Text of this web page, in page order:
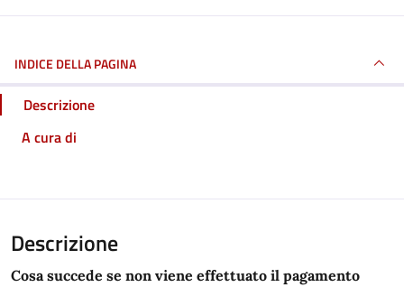
INDICE DELLA PAGINA
Descrizione
A cura di
Descrizione
Cosa succede se non viene effettuato il pagamento